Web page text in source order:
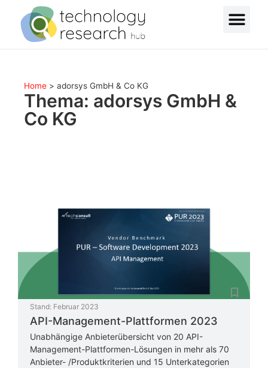
Home > adorsys GmbH & Co KG
Thema: adorsys GmbH &
Co KG
Stand: Februar 2023
API-Management-Plattformen 2023
Unabhängige Anbieterübersicht von 20 API-
Management-Plattformen-Lösungen in mehr als 70
Anbieter- /Produktkriterien und 15 Unterkategorien